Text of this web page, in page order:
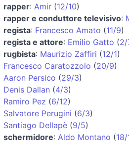
rapper: Amir (12/10)
rapper e conduttore televisivo:
regista: Francesco Amato (11/9)
regista e attore: Emilio Gatto (2/
rugbista: Maurizio Zaffiri (12/1)
Francesco Caratozzolo (20/9)
Aaron Persico (29/3)
Denis Dallan (4/3)
Ramiro Pez (6/12)
Salvatore Perugini (6/3)
Santiago Dellapè (9/5)
schermidore: Aldo Montano (18/